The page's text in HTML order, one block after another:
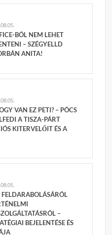
BÓL NEM LEHET
– SZÉGYELLD
ANITA!
VAN EZ PETI? – PÓCS
A TISZA-PÁRT
KITERVELŐIT ÉS A
–
BEJELENTÉSE ÉS